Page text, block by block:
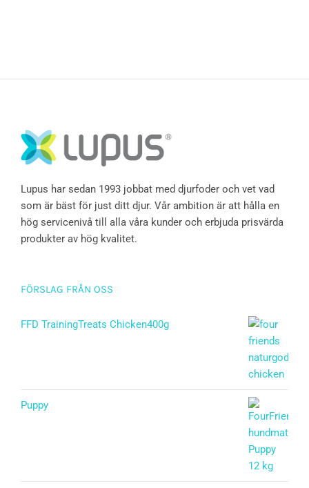
Lupus har sedan 1993 jobbat med djurfoder och vet vad
som är bäst för just ditt djur. Vår ambition är att hålla en
hög servicenivå till alla våra kunder och erbjuda prisvärda
produkter av hög kvalitet.
FÖRSLAG FRÅN OSS
FFD TrainingTreats Chicken400g
Puppy